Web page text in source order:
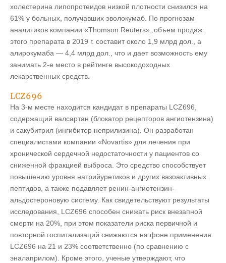
холестерина липопротеидов низкой плотности снизился на
61% у больных, получавших эволокумаб. По прогнозам
аналитиков компании «Thomson Reuters», объем продаж
этого препарата в 2019 г. составит около 1,9 млрд дол., а
алирокумаба — 4,4 млрд дол., что и дает возможность ему
занимать 2-е место в рейтинге высокодоходных
лекарственных средств.
LCZ696
На 3-м месте находится кандидат в препараты LCZ696,
содержащий валсартан (блокатор рецепторов ангиотензина)
и сакубитрил (ингибитор неприлизина). Он разработан
специалистами компании «Novartis» для лечения при
хронической сердечной недостаточности у пациентов со
сниженной фракцией выброса. Это средство способствует
повышению уровня натрийуретиков и других вазоактивных
пептидов, а также подавляет ренин-ангиотензин-
альдостероновую систему. Как свидетельствуют результаты
исследования, LCZ696 способен снижать риск внезапной
смерти на 20%, при этом показатели риска первичной и
повторной госпитализаций снижаются на фоне применения
LCZ696 на 21 и 23% соответственно (по сравнению с
эналаприлом). Кроме этого, ученые утверждают, что